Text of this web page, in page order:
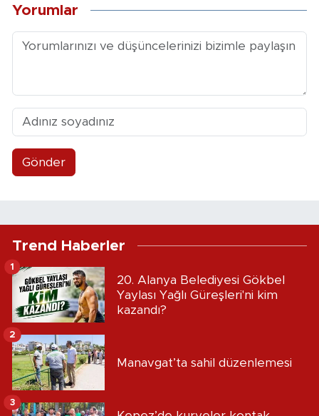
Yorumlar
Gönder
Trend Haberler
20. Alanya Belediyesi Gökbel
Yaylası Yağlı Güreşleri'ni kim
kazandı?
1
Manavgat’ta sahil düzenlemesi
2
3